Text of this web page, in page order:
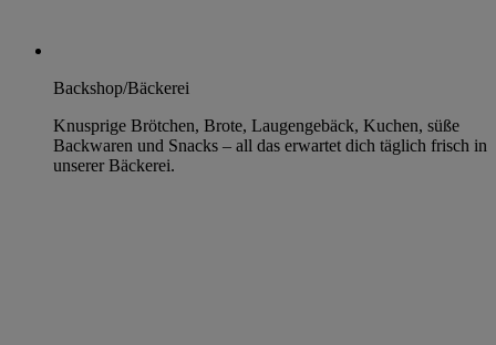
Backshop/Bäckerei
Knusprige Brötchen, Brote, Laugengebäck, Kuchen, süße
Backwaren und Snacks – all das erwartet dich täglich frisch in
unserer Bäckerei.